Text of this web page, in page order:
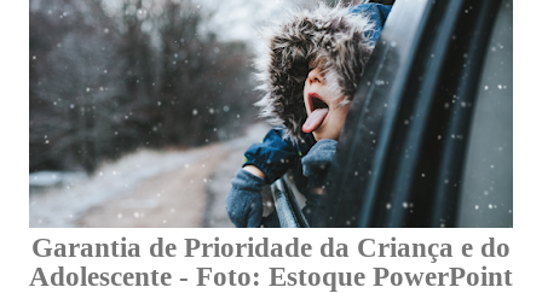
Garantia de Prioridade da Criança e do
Adolescente - Foto: Estoque PowerPoint